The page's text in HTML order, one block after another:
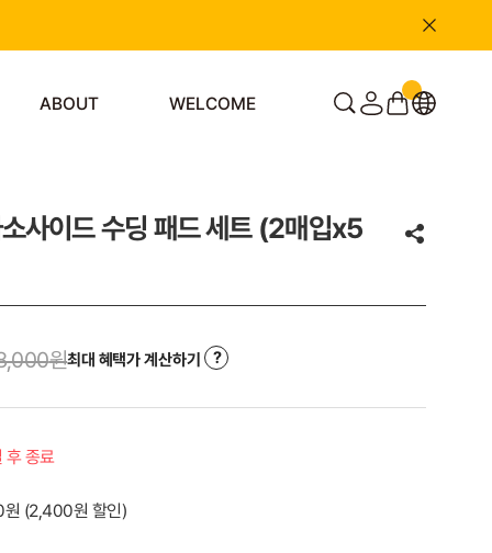
ABOUT WELCOME
사이드 수딩 패드 세트 (2매입x5
원최대 혜택가 계산하기
후 종료
(2,400원 할인)